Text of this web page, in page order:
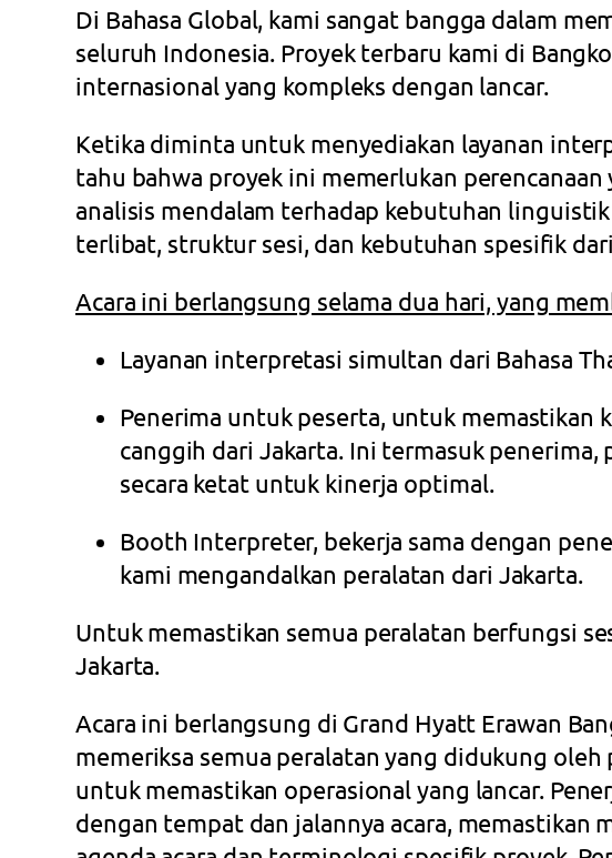
Di Bahasa Global, kami sangat bangga dalam
seluruh Indonesia. Proyek terbaru kami di
internasional yang kompleks dengan lancar.
Ketika diminta untuk menyediakan layanan
tahu bahwa proyek ini memerlukan
analisis mendalam terhadap kebutuhan
terlibat, struktur sesi, dan kebutuhan spesifik
Acara ini berlangsung selama dua hari, yang
Layanan interpretasi simultan dari Bahasa
Penerima untuk peserta, untuk memastikan
canggih dari Jakarta. Ini termasuk
secara ketat untuk kinerja optimal.
Booth Interpreter, bekerja sama dengan
kami mengandalkan peralatan dari Jakarta.
Untuk memastikan semua peralatan berfungsi
Jakarta.
Acara ini berlangsung di Grand Hyatt Erawan
memeriksa semua peralatan yang didukung
untuk memastikan operasional yang lancar.
dengan tempat dan jalannya acara, memastikan